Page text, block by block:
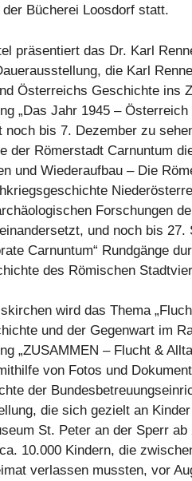
der Bücherei Loosdorf statt.
präsentiert das Dr. Karl
die Karl
Österreichs Geschichte ins
„Das Jahr 1945 –
noch bis 7. Dezember zu
der Römerstadt Carnuntum
und Wiederaufbau – Die
Forschungen
und noch bis 27.
Carnuntum“ Rundgänge
des Römischen
wird das Thema
und der Gegenwart im
„ZUSAMMEN – Flucht &
von Fotos und
der
die sich gezielt an
St. Peter an der Sperr
10.000 Kindern, die
verlassen mussten, vor